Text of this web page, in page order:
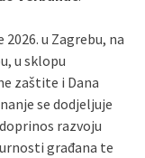
u Zagrebu, na
u sklopu
zaštite i Dana
se dodjeljuje
razvoju
građana te